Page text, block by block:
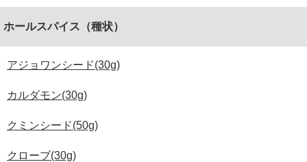
ホールスパイス（種状）
アジョワンシード(30g)
カルダモン(30g)
クミンシード(50g)
クローブ(30g)